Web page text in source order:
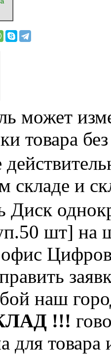
может
товара
складе и
Диск
шт] на
офис
наш
!!!
для